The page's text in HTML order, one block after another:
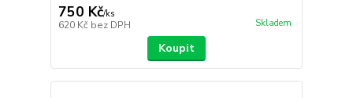
750 Kč/ks
620 Kč bez DPH Skladem
Koupit